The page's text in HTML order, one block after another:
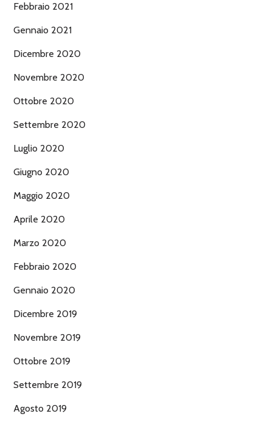
Febbraio 2021
Gennaio 2021
Dicembre 2020
Novembre 2020
Ottobre 2020
Settembre 2020
Luglio 2020
Giugno 2020
Maggio 2020
Aprile 2020
Marzo 2020
Febbraio 2020
Gennaio 2020
Dicembre 2019
Novembre 2019
Ottobre 2019
Settembre 2019
Agosto 2019